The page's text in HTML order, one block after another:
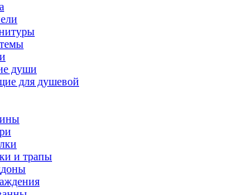
души
для душевой
и трапы